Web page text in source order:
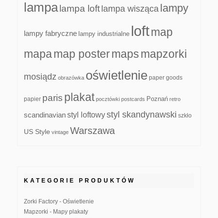
lampa lampa loft lampa wisząca lampy
lampy fabryczne lampy industrialne loftmap
mapamap postermapsmapzorki
mosiądz obrazówka oświetlenie paper goods
papier paris plakat pocztówki postcards Poznań retro
scandinavianstyl loftowystyl skandynawski szkło
US Style vintage Warszawa
KATEGORIE PRODUKTÓW
Zorki Factory - Oświetlenie
Mapzorki - Mapy plakaty